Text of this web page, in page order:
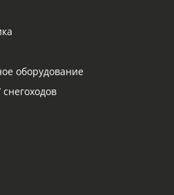
оборудование